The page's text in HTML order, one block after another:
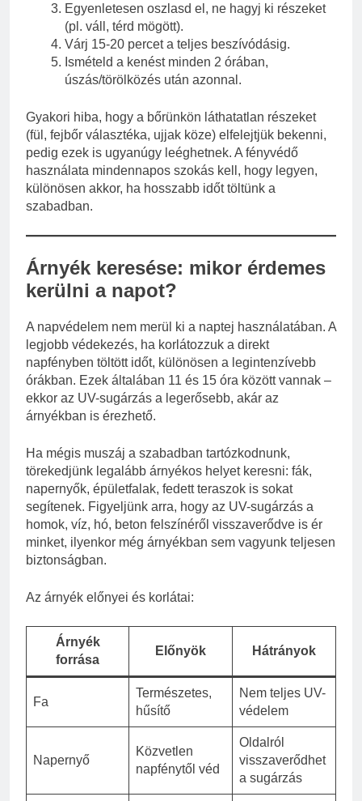
Egyenletesen oszlasd el, ne hagyj ki részeket
(pl. váll, térd mögött).
Várj 15-20 percet a teljes beszívódásig.
Ismételd a kenést minden 2 órában,
úszás/törölközés után azonnal.
Gyakori hiba, hogy a bőrünkön láthatatlan részeket
(fül, fejbőr választéka, ujjak köze) elfelejtjük bekenni,
pedig ezek is ugyanúgy leéghetnek. A fényvédő
használata mindennapos szokás kell, hogy legyen,
különösen akkor, ha hosszabb időt töltünk a
szabadban.
Árnyék keresése: mikor érdemes
kerülni a napot?
A napvédelem nem merül ki a naptej használatában. A
legjobb védekezés, ha korlátozzuk a direkt
napfényben töltött időt, különösen a legintenzívebb
órákban. Ezek általában 11 és 15 óra között vannak –
ekkor az UV-sugárzás a legerősebb, akár az
árnyékban is érezhető.
Ha mégis muszáj a szabadban tartózkodnunk,
törekedjünk legalább árnyékos helyet keresni: fák,
napernyők, épületfalak, fedett teraszok is sokat
segítenek. Figyeljünk arra, hogy az UV-sugárzás a
homok, víz, hó, beton felszínéről visszaverődve is ér
minket, ilyenkor még árnyékban sem vagyunk teljesen
biztonságban.
Az árnyék előnyei és korlátai:
Árnyék
forrása
Előnyök Hátrányok
Fa
Természetes,
hűsítő
Nem teljes UV-
védelem
Napernyő
Közvetlen
napfénytől véd
Oldalról
visszaverődhet
a sugárzás